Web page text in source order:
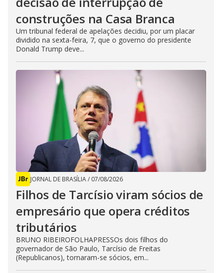
construções na Casa Branca
Um tribunal federal de apelações decidiu, por um placar
dividido na sexta-feira, 7, que o governo do presidente
Donald Trump deve...
JORNAL DE BRASÍLIA/ 07/08/2026
Filhos de Tarcísio viram sócios de
empresário que opera créditos
tributários
BRUNO RIBEIROFOLHAPRESSOs dois filhos do
governador de São Paulo, Tarcísio de Freitas
(Republicanos), tornaram-se sócios, em...